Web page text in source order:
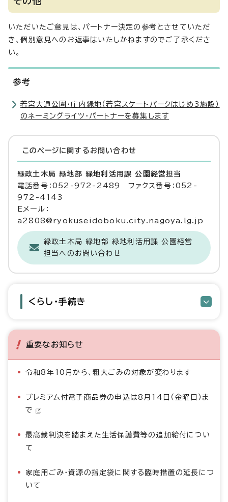
いただいたご意見は、パートナー決定の参考とさせていただ
き、個別意見へのお返事はいたしかねますのでご了承くださ
い。
参考
若宮大通公園・庄内緑地（若宮スケートパークはじめ3施設）
のネーミングライツ・パートナーを募集します
このページに関する お問い合わせ
緑政土木局 緑地部 緑地利活用課 公園経営担当
電話番号：052-972-2489 ファクス番号：052-
972-4143
Eメール：
a2808@ryokuseidoboku.city.nagoya.lg.jp
緑政土木局 緑地部 緑地利活用課 公園経営
担当へのお問い合わせ
くらし・手続き
重要なお知らせ
令和8年10月から、粗大ごみの対象が変わります
プレミアム付電子商品券の申込は8月14日（金曜日）ま
で
最高裁判決を踏まえた生活保護費等の追加給付につい
て
家庭用ごみ・資源の指定袋に関する臨時措置の延長につ
いて